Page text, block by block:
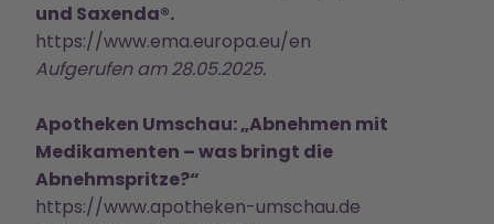
und Saxenda®.
https://www.ema.europa.eu/en
Aufgerufen am 28.05.2025.
Apotheken Umschau: „Abnehmen mit
Medikamenten – was bringt die
Abnehmspritze?“
https://www.apotheken-umschau.de